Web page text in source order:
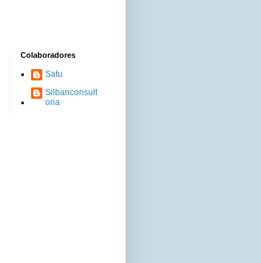
Colaboradores
Satu
Silbanconsult
oria